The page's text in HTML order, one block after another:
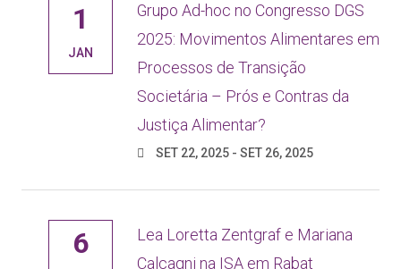
1
JAN
Grupo Ad-hoc no Congresso DGS
2025: Movimentos Alimentares em
Processos de Transição
Societária – Prós e Contras da
Justiça Alimentar?
SET 22, 2025 - SET 26, 2025
6
Lea Loretta Zentgraf e Mariana
Calcagni na ISA em Rabat